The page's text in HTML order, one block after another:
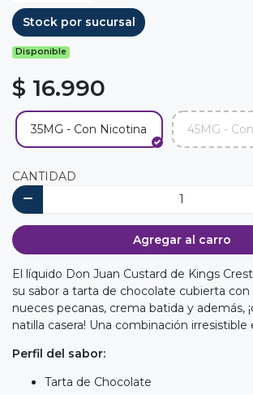
Stock por sucursal
Disponible
$ 16.990
35MG - Con Nicotina 45MG -
CANTIDAD
Agregar al carro
El líquido Don Juan Custard de Kings
su sabor a tarta de chocolate cubierta
nueces pecanas, crema batida y además,
natilla casera! Una combinación irresistible
Perfil del sabor:
Tarta de Chocolate